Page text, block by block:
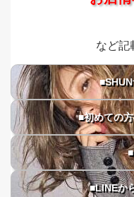
など記
■初めての
■LINEか